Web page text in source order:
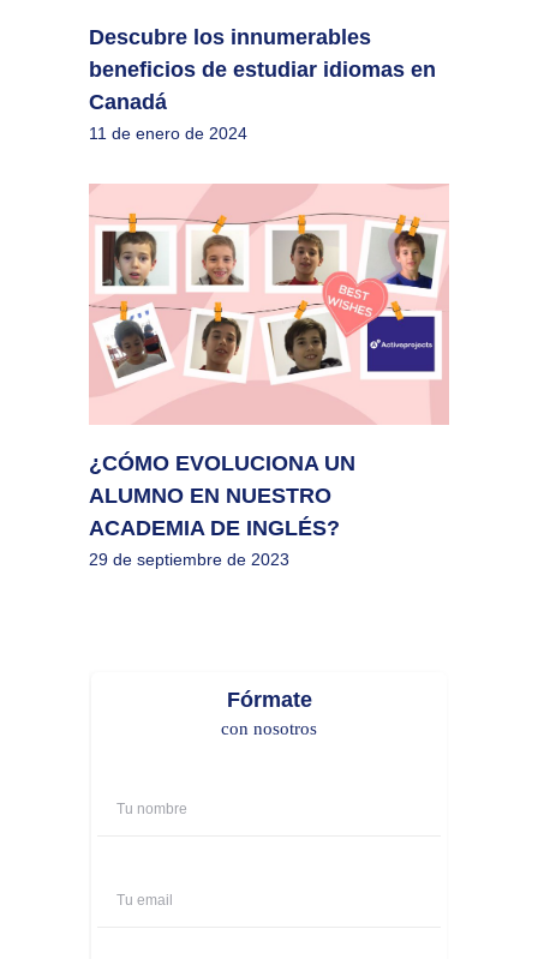
Descubre los innumerables
beneficios de estudiar idiomas en
Canadá
11 de enero de 2024
¿CÓMO EVOLUCIONA UN
ALUMNO EN NUESTRO
ACADEMIA DE INGLÉS?
29 de septiembre de 2023
Fórmate
con nosotros